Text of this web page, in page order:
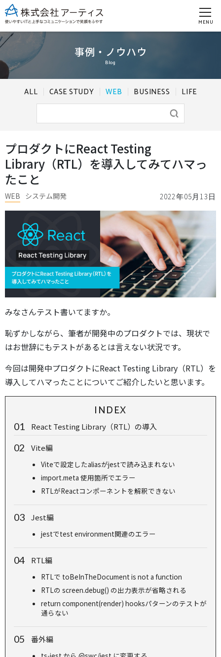
MENU
事例・ノウハウ
Blog
ALL CASE STUDY WEB BUSINESS LIFE
プロダクトにReact Testing
Library（RTL）を導入してみてハマっ
たこと
2022年05月13日
WEB システム開発
みなさんテスト書いてますか。
恥ずかしながら、筆者が開発中のプロダクトでは、現状で
はお世辞にもテストがあるとは言えない状況です。
今回は開発中プロダクトにReact Testing Library（RTL）を
導入してハマったことについてご紹介したいと思います。
INDEX
React Testing Library（RTL）の導入
Vite編
Viteで設定したaliasがjestで読み込まれない
import.meta 使用箇所でエラー
RTLがReactコンポーネントを解釈できない
Jest編
jestでtest environment関連のエラー
RTL編
RTLで toBeInTheDocument is not a function
RTLの screen.debug() の出力表示が省略される
return component(render) hooksパターンのテストが
通らない
番外編